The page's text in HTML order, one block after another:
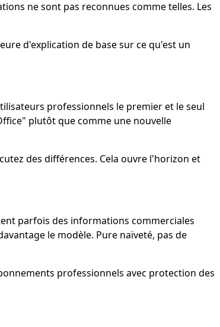
ne sont pas reconnues comme telles. Les
d'explication de base sur ce qu'est un
professionnels le premier et le seul
plutôt que comme une nouvelle
des différences. Cela ouvre l'horizon et
parfois des informations commerciales
le modèle. Pure naïveté, pas de
professionnels avec protection des